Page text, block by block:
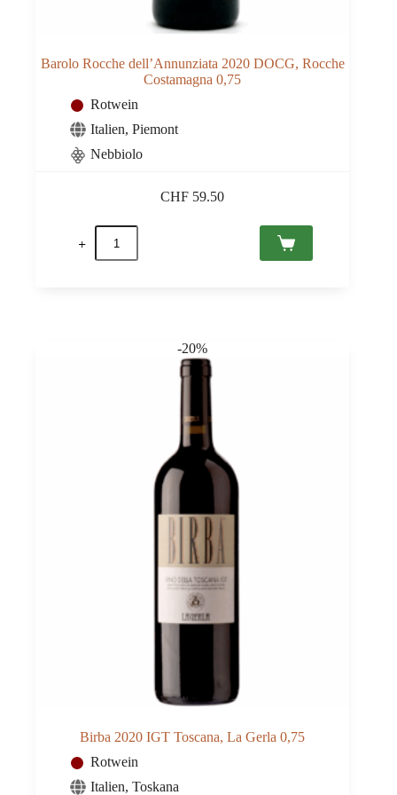
Barolo Rocche dell’Annunziata 2020 DOCG, Rocche
Costamagna 0,75
Rotwein
Italien, Piemont
Nebbiolo
CHF 59.50
Barolo
Rocche
dell'Annunziata
-20%
Birba 2020 IGT Toscana, La Gerla 0,75
Rotwein
Italien, Toskana